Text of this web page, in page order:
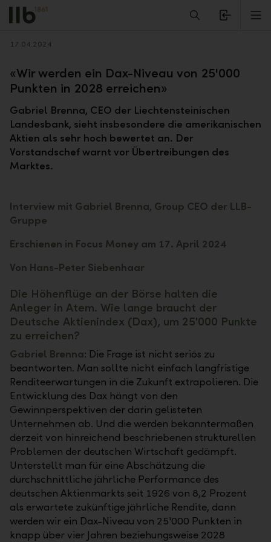
Alerts.Headline
Zurück
17.04.2024
«Wir werden ein Dax-Niveau von 25'000
Punkten in 2028 erreichen»
Gabriel Brenna, CEO der Liechtensteinischen
Landesbank, sieht insbesondere die amerikanischen
Aktien als sehr hoch bewertet an. Der
Vorstandschef warnt vor Übertreibungen des
Marktes.
Interview mit Gabriel Brenna, Group CEO der LLB-
Gruppe
Erschienen in Focus Money am 17. April 2024
Von Hans-Peter Siebenhaar
Die Höhenflüge an der Börse halten die
Anleger in Atem. Wie lange braucht der
Deutsche Aktienindex (Dax), um 25'000 Punkte
zu erreichen?
Gabriel Brenna: Die Frage ist nicht seriös zu
beantworten. Man sollte nicht einfach langfristige
Renditeerwartungen in die Zukunft extrapolieren. Die
Entwicklung des Dax hängt von den
Gewinnperspektiven der darin gelisteten
Unternehmen ab. Und die werden bekanntermaßen
derzeit von hinreichend beschriebenen strukturellen
Problemen der deutschen Wirtschaft gedämpft.
Unterstellt man für eine Abschätzung die
durchschnittliche jährliche Performance des
deutschen Aktienmarkts seit 1926 von 8,2 Prozent
als erwartete zukünftige jährliche Rendite, dann
werden wir ein Dax-Niveau von 25'000 Punkten in
knapp über vier Jahren beziehungsweise 2028